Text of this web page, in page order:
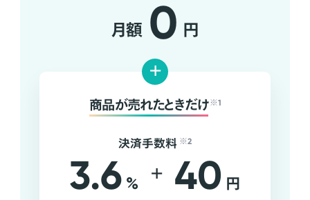
月額 0 円
+
商品が売れたときだけ ※1
決済手数料 ※2
3.6 % + 40 円